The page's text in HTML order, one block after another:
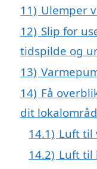
11) Ulemper
12) Slip for
tidspilde og
13)
14) Få
dit
14.1) Luft til
14.2) Luft til